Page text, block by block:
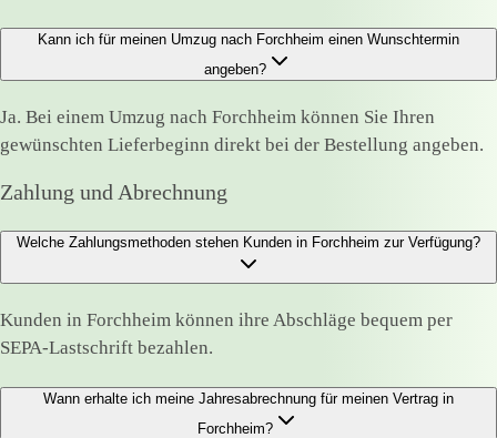
Kann ich für meinen Umzug nach Forchheim einen Wunschtermin
angeben?
Ja. Bei einem Umzug nach Forchheim können Sie Ihren
gewünschten Lieferbeginn direkt bei der Bestellung angeben.
Zahlung und Abrechnung
Welche Zahlungsmethoden stehen Kunden in Forchheim zur Verfügung?
Kunden in Forchheim können ihre Abschläge bequem per
SEPA-Lastschrift bezahlen.
Wann erhalte ich meine Jahresabrechnung für meinen Vertrag in
Forchheim?